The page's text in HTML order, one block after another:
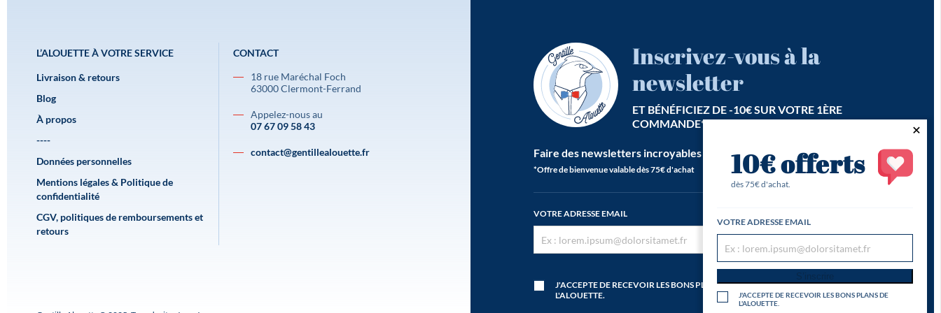
L’ALOUETTE À VOTRE SERVICE
Livraison & retours
Blog
À propos
----
Données personnelles
Mentions légales & Politique de
confidentialité
CGV, politiques de remboursements et
retours
CONTACT
18 rue Maréchal Foch
63000 Clermont-Ferrand
Appelez-nous au
07 67 09 58 43
contact@gentillealouette.fr
Inscrivez-vous à la
newsletter
ET BÉNÉFICIEZ DE -10€ SUR VOTRE 1ÈRE
COMMANDE*
Faire des newsletters incroyables est notre seconde vocation !
*Offre de bienvenue valable dès 75€ d'achat
VOTRE ADRESSE EMAIL
S’inscrire
J'ACCEPTE DE RECEVOIR LES BONS PLANS DE
L'ALOUETTE.
10€ offerts
dès 75€ d'achat.
VOTRE ADRESSE EMAIL
S’inscrire
J'ACCEPTE DE RECEVOIR LES BONS PLANS DE
L'ALOUETTE.